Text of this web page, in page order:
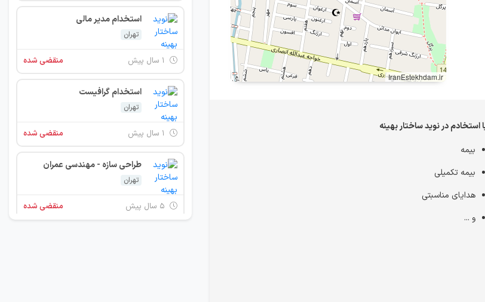
IranEstekhdam.ir
استخادم در نوید ساختار بهینه
بیمه
بیمه تکمیلی
هدایای مناسبتی
و ...
استخدام مدیر مالی
تهران
منقضی شده
استخدام گرافیست
تهران
منقضی شده
طراحی سازه - مهندسی عمران
تهران
منقضی شده